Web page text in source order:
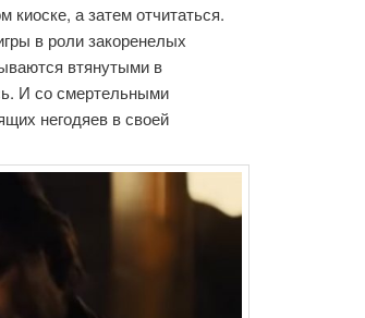
киоске, а затем отчитаться.
в роли закоренелых
втянутыми в
И со смертельными
негодяев в своей